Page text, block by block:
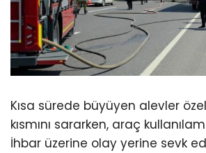
Kısa sürede büyüyen alevler
kısmını sararken, araç
İhbar üzerine olay yerine sevk